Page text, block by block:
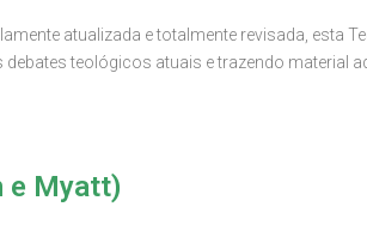
atualizada e totalmente revisada, esta
teológicos atuais e trazendo material
e Myatt)